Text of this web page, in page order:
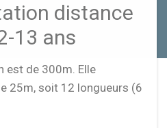
distance
13 ans
est de 300m. Elle
25m, soit 12 longueurs (6